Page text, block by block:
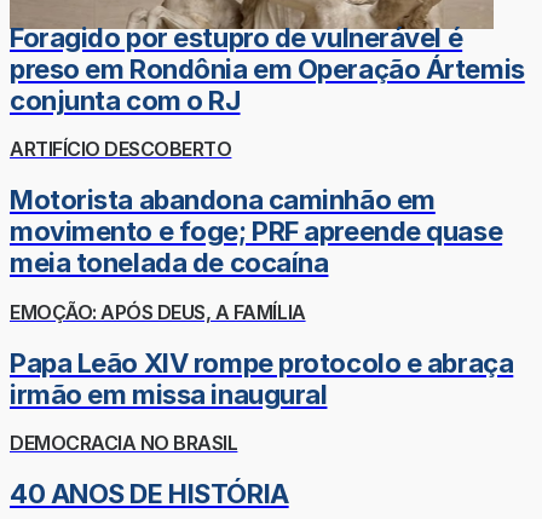
Foragido por estupro de vulnerável é
preso em Rondônia em Operação Ártemis
conjunta com o RJ
ARTIFÍCIO DESCOBERTO
Motorista abandona caminhão em
movimento e foge; PRF apreende quase
meia tonelada de cocaína
EMOÇÃO: APÓS DEUS, A FAMÍLIA
Papa Leão XIV rompe protocolo e abraça
irmão em missa inaugural
DEMOCRACIA NO BRASIL
40 ANOS DE HISTÓRIA